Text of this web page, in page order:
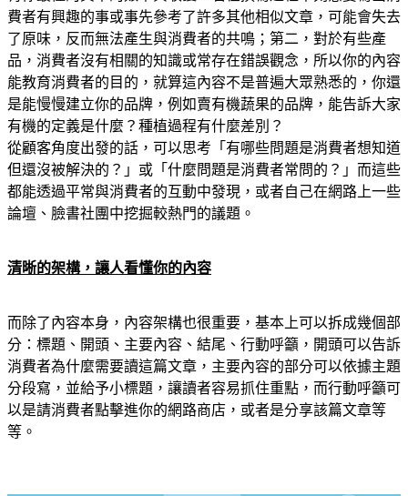
費者有興趣的事或事先參考了許多其他相似文章，可能會失去
了原味，反而無法產生與消費者的共鳴；第二，對於有些產
品，消費者沒有相關的知識或常存在錯誤觀念，所以你的內容
能教育消費者的目的，就算這內容不是普遍大眾熟悉的，你還
是能慢慢建立你的品牌，例如賣有機蔬果的品牌，能告訴大家
有機的定義是什麼？種植過程有什麼差別？
從顧客角度出發的話，可以思考「有哪些問題是消費者想知道
但還沒被解決的？」或「什麼問題是消費者常問的？」而這些
都能透過平常與消費者的互動中發現，或者自己在網路上一些
論壇、臉書社團中挖掘較熱門的議題。
清晰的架構，讓人看懂你的內容
而除了內容本身，內容架構也很重要，基本上可以拆成幾個部
分：標題、開頭、主要內容、結尾、行動呼籲，開頭可以告訴
消費者為什麼需要讀這篇文章，主要內容的部分可以依據主題
分段寫，並給予小標題，讓讀者容易抓住重點，而行動呼籲可
以是請消費者點擊進你的網路商店，或者是分享該篇文章等
等。